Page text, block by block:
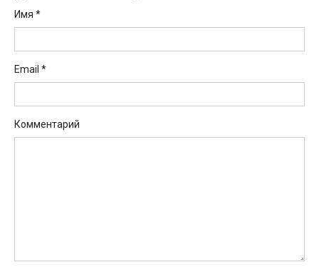
Имя *
Email *
Комментарий